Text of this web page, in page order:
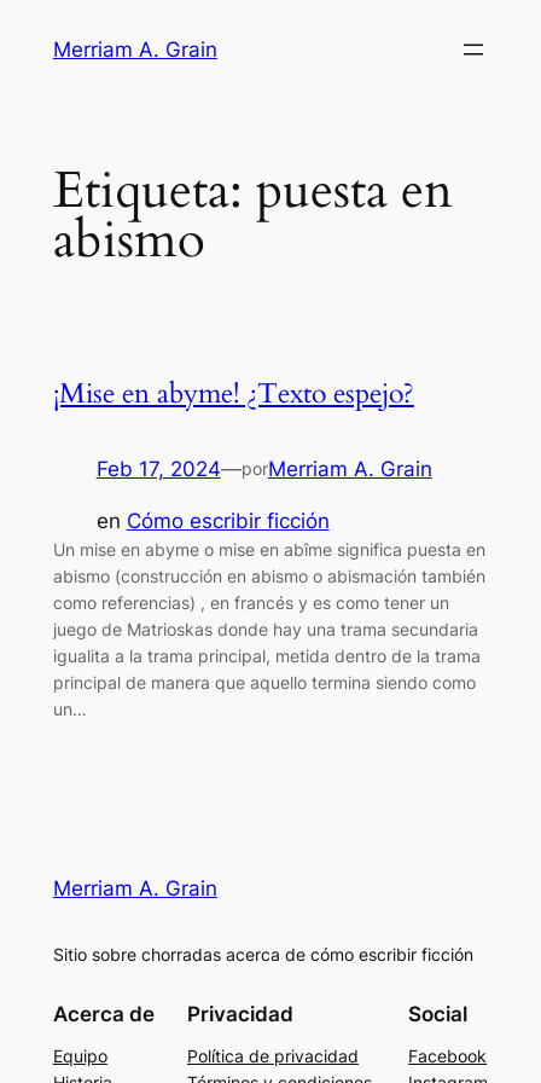
Merriam A. Grain
Etiqueta: puesta en
abismo
¡Mise en abyme! ¿Texto espejo?
Feb 17, 2024—porMerriam A. Grain
en Cómo escribir ficción
Un mise en abyme o mise en abîme significa puesta en
abismo (construcción en abismo o abismación también
como referencias) , en francés y es como tener un
juego de Matrioskas donde hay una trama secundaria
igualita a la trama principal, metida dentro de la trama
principal de manera que aquello termina siendo como
un…
Merriam A. Grain
Sitio sobre chorradas acerca de cómo escribir ficción
Acerca de
Equipo
Privacidad
Política de privacidad
Social
Facebook